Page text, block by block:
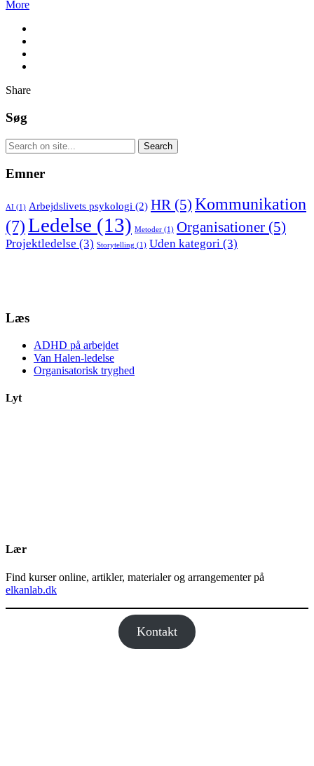
More
Share
Søg
Emner
AI (1) Arbejdslivets psykologi (2) HR (5) Kommunikation
(7)Ledelse (13) Metoder (1) Organisationer (5)
Projektledelse (3) Storytelling (1) Uden kategori (3)
Læs
ADHD på arbejdet
Van Halen-ledelse
Organisatorisk tryghed
Lyt
Lær
Find kurser online, artikler, materialer og arrangementer på
elkanlab.dk
Kontakt